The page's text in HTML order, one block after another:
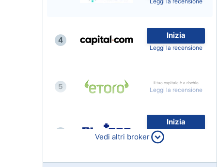
4
Inizia
Leggi la recensione
5 Il tuo capitale è a rischio
Leggi la recensione
Inizia
80% dei conti al dettaglio di
CFD perdono denaro
Vedi altri broker